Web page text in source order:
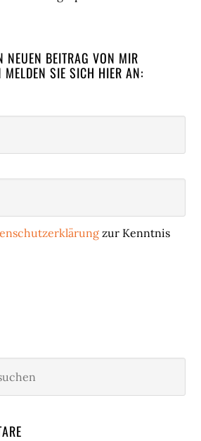
NEUEN BEITRAG VON MIR
SIE SICH HIER AN:
zur Kenntnis